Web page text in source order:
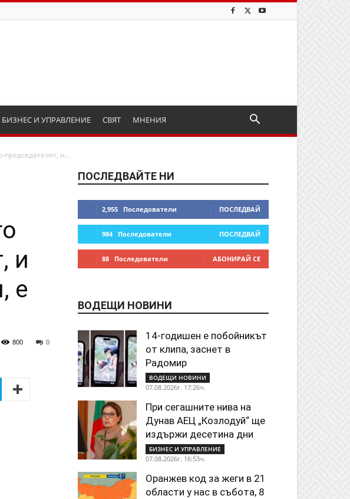
БИЗНЕС И УПРАВЛЕНИЕ СВЯТ МНЕНИЯ
и...
и
е
0
800
ПОСЛЕДВАЙТЕ НИ
2,955 Последователи ПОСЛЕДВАЙ
984 Последователи ПОСЛЕДВАЙ
88 Последователи АБОНИРАЙ СЕ
ВОДЕЩИ НОВИНИ
14-годишен е побойникът
от клипа, заснет в
Радомир
ВОДЕЩИ НОВИНИ
07.08.2026г. 17:26ч.
При сегашните нива на
Дунав АЕЦ „Козлодуй“ ще
издържи десетина дни
БИЗНЕС И УПРАВЛЕНИЕ
07.08.2026г. 16:53ч.
Оранжев код за жеги в 21
области у нас в събота, 8